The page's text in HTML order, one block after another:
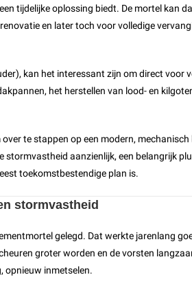
tijdelijke oplossing biedt. De mortel kan
en later toch voor volledige
kan het interessant zijn om direct
het herstellen van lood- en
te stappen op een modern,
aanzienlijk, een belangrijk
toekomstbestendige plan is.
stormvastheid
gelegd. Dat werkte jarenlang
groter worden en de vorsten
opnieuw inmetselen.